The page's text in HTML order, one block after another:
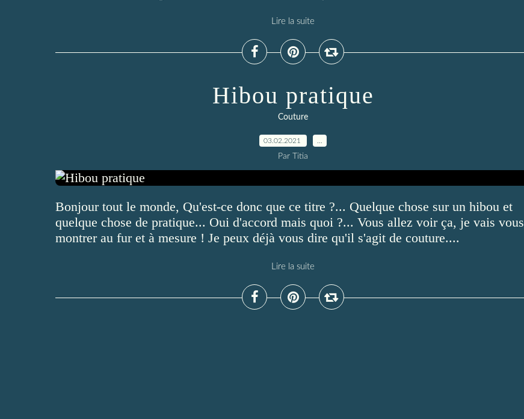
Lire la suite
Hibou pratique
Couture
03.02.2021
Par Titia
Bonjour tout le monde, Qu'est-ce donc que ce titre ?... Quelque chose sur un hibou et
quelque chose de pratique... Oui d'accord mais quoi ?... Vous allez voir ça, je vais vous
montrer au fur et à mesure ! Je peux déjà vous dire qu'il s'agit de couture....
Lire la suite